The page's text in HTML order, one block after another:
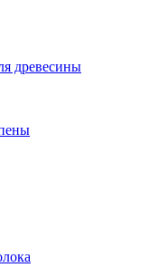
древесины